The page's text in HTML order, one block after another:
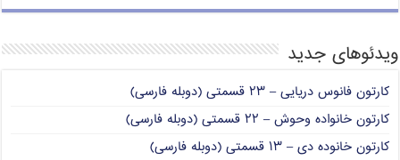
ویدئوهای جدید
کارتون فانوس دریایی – ۲۳ قسمتی (دوبله فارسی)
کارتون خانواده وحوش – ۲۲ قسمتی (دوبله فارسی)
کارتون خانوده دی – ۱۳ قسمتی (دوبله فارسی)